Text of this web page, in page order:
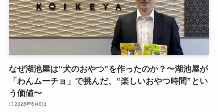
なぜ湖池屋は“犬のおやつ”を作ったのか？〜湖池屋が
「わんムーチョ」で挑んだ、“楽しいおやつ時間”とい
う価値〜
2026年6月8日